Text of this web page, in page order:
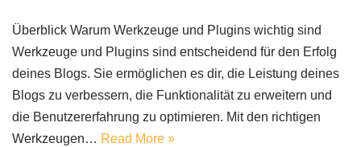
Überblick Warum Werkzeuge und Plugins wichtig sind
Werkzeuge und Plugins sind entscheidend für den Erfolg
deines Blogs. Sie ermöglichen es dir, die Leistung deines
Blogs zu verbessern, die Funktionalität zu erweitern und
die Benutzererfahrung zu optimieren. Mit den richtigen
Werkzeugen… Read More »